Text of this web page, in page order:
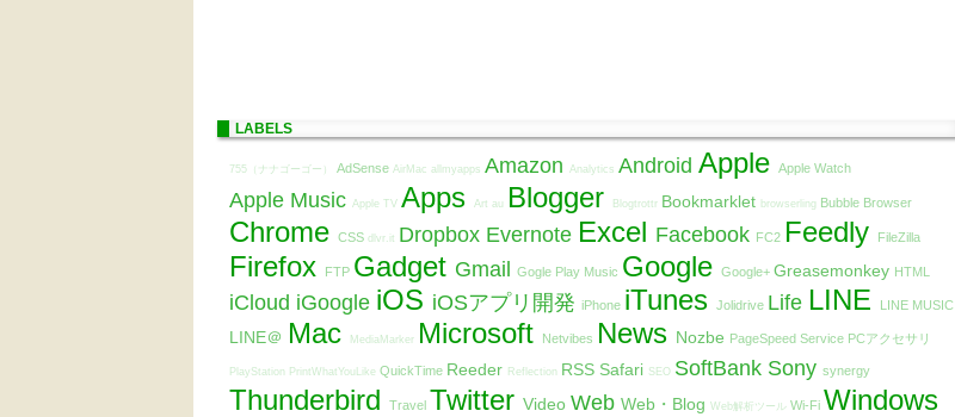
LABELS
755（ナナゴーゴー） AdSense AirMac allmyapps Amazon Analytics Android Apple Apple Watch
Apple Music Apple TV Apps Art au Blogger Blogtrottr Bookmarklet browserling Bubble Browser
Chrome CSS dlvr.it Dropbox Evernote Excel Facebook FC2 Feedly FileZilla
Firefox FTP Gadget Gmail Gogle Play Music Google Google+ Greasemonkey HTML
iCloud iGoogle iOS iOSアプリ開発 iPhone iTunes Jolidrive Life LINE LINE MUSIC
LINE＠ Mac MediaMarker Microsoft Netvibes News Nozbe PageSpeed Service PCアクセサリ
PlayStation PrintWhatYouLike QuickTime Reeder Reflection RSS Safari SEO SoftBank Sony synergy
Thunderbird Travel Twitter Video Web Web・Blog Web解析ツール Wi-Fi Windows